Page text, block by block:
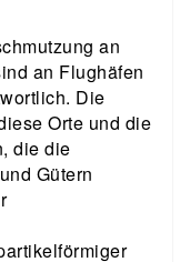
an
an Flughäfen
Die
Orte und die
die die
Gütern